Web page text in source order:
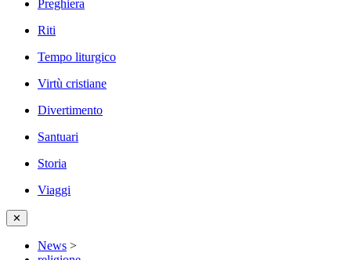
Preghiera
Riti
Tempo liturgico
Virtù cristiane
Divertimento
Santuari
Storia
Viaggi
✕
News >